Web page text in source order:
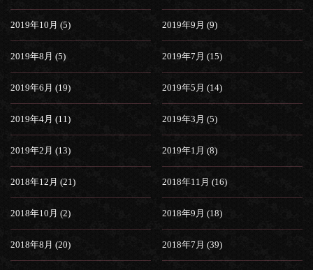
2019年10月 (5) 2019年9月 (9)
2019年8月 (5) 2019年7月 (15)
2019年6月 (19) 2019年5月 (14)
2019年4月 (11) 2019年3月 (5)
2019年2月 (13) 2019年1月 (8)
2018年12月 (21) 2018年11月 (16)
2018年10月 (2) 2018年9月 (18)
2018年8月 (20) 2018年7月 (39)